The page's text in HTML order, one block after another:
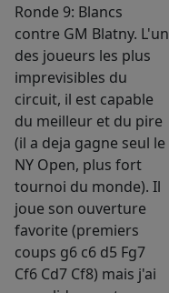
Ronde 9: Blancs
contre GM Blatny. L'un
des joueurs les plus
imprevisibles du
circuit, il est capable
du meilleur et du pire
(il a deja gagne seul le
NY Open, plus fort
tournoi du monde). Il
joue son ouverture
favorite (premiers
coups g6 c6 d5 Fg7
Cf6 Cd7 Cf8) mais j'ai